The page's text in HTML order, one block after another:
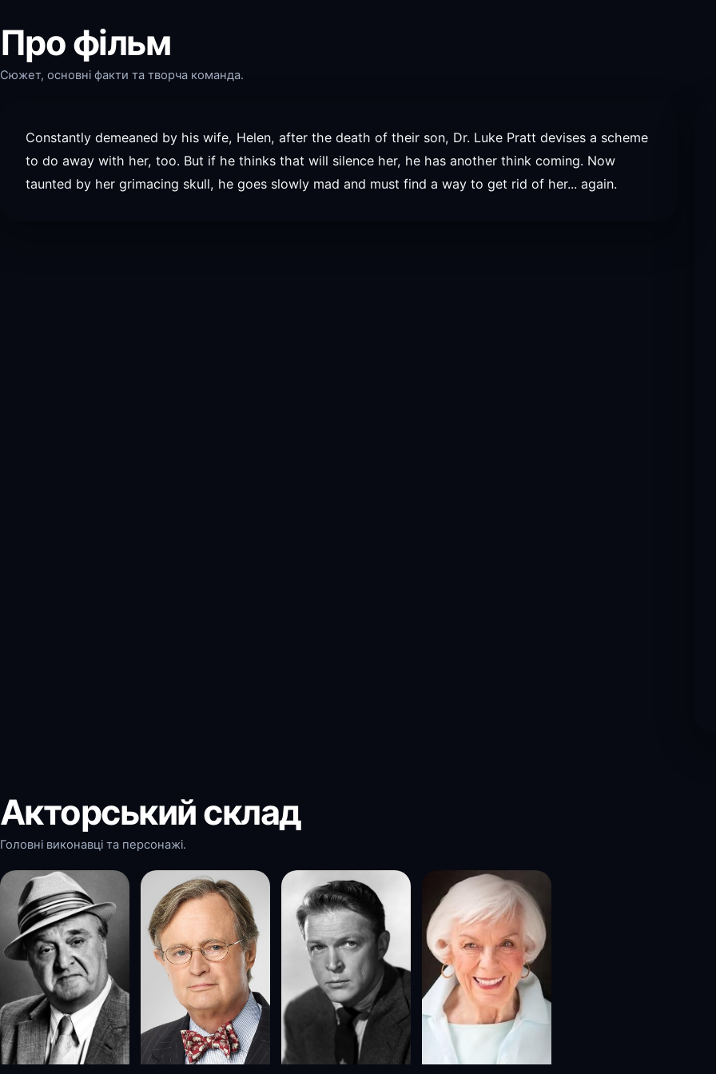
Про фільм
Сюжет, основні факти та творча команда.
Constantly demeaned by his wife, Helen, after the death of their son, Dr. Luke Pratt devises a scheme
to do away with her, too. But if he thinks that will silence her, he has another think coming. Now
taunted by her grimacing skull, he goes slowly mad and must find a way to get rid of her... again.
Акторський склад
Головні виконавці та персонажі.